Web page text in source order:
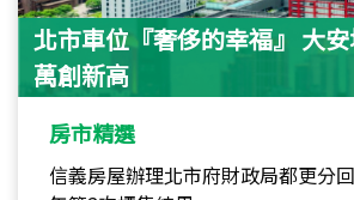
北市車位『奢侈的幸福』 大
萬創新高
房市精選
信義房屋辦理北市府財政局都更分